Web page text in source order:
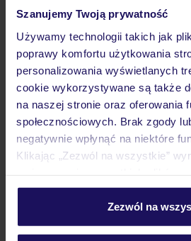
Szanujemy Twoją prywatność
Używamy technologii takich jak
poprawy komfortu użytkowania
personalizowania wyświetlanych
cookie wykorzystywane są także
na naszej stronie oraz oferowania
społecznościowych. Brak zgody
negatywnie wpłynąć na niektóre
Klikając „Zezwól na wszystkie”
personalizować swój wybór
Szczegółowe informacje o plikach
Zezwól na
Pokoje
Wyżywienie
Atrakcje
Często zadawane pytania